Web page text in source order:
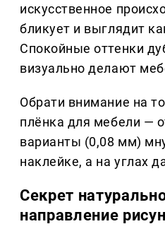
искусственное
бликует и выглядит
Спокойные оттенки
визуально делают
Обрати внимание на
плёнка для мебели —
варианты (0,08 мм)
наклейке, а на углах
Секрет
направление